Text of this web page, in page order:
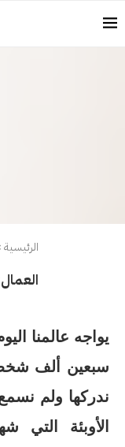
الرئيسية
يواجه عالمنا
سبعين ألف
ندركها ولم
الأوبئة التي